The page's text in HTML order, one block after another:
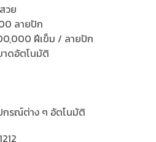
วย
ลายปัก
ฝีเข็ม / ลายปัก
าดอัตโนมัติ
กรณ์ต่าง ๆ อัตโนมัติ